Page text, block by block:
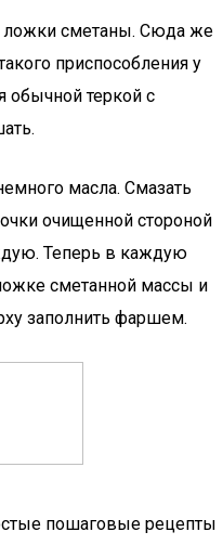
ложки сметаны. Сюда же
приспособления у
обычной теркой с
масла. Смазать
очищенной стороной
Теперь в каждую
сметанной массы и
заполнить фаршем.
пошаговые рецепты